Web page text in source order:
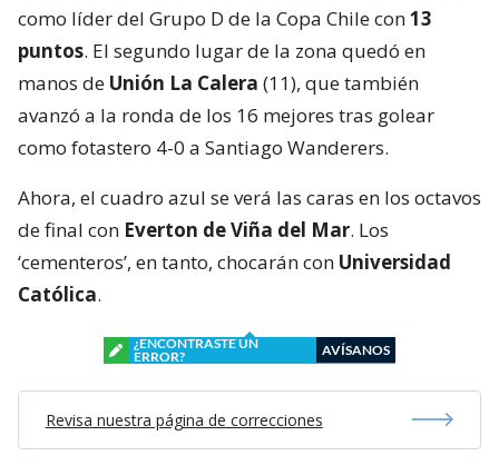
como líder del Grupo D de la Copa Chile con13
puntos. El segundo lugar de la zona quedó en
manos de Unión La Calera (11), que también
avanzó a la ronda de los 16 mejores tras golear
como fotastero 4-0 a Santiago Wanderers.
Ahora, el cuadro azul se verá las caras en los octavos
de final con Everton de Viña del Mar. Los
‘cementeros’, en tanto, chocarán con Universidad
Católica.
¿ENCONTRASTE UN
ERROR?
AVÍSANOS
Revisa nuestra página de correcciones